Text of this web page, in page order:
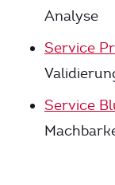
Analyse
Service
Service